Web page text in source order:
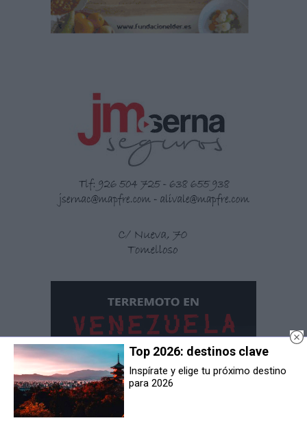
Top 2026: destinos clave
Inspírate y elige tu próximo destino
para 2026